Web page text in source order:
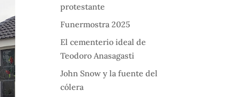
protestante
Funermostra 2025
El cementerio ideal de
Teodoro Anasagasti
John Snow y la fuente del
cólera